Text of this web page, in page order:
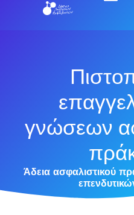
γνώσεων
Άδεια ασφαλιστικού